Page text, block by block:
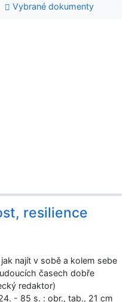
Vybrané dokumenty
resilience
jak najít v sobě a kolem sebe
časech dobře
redaktor)
- 85 s. : obr., tab., 21 cm